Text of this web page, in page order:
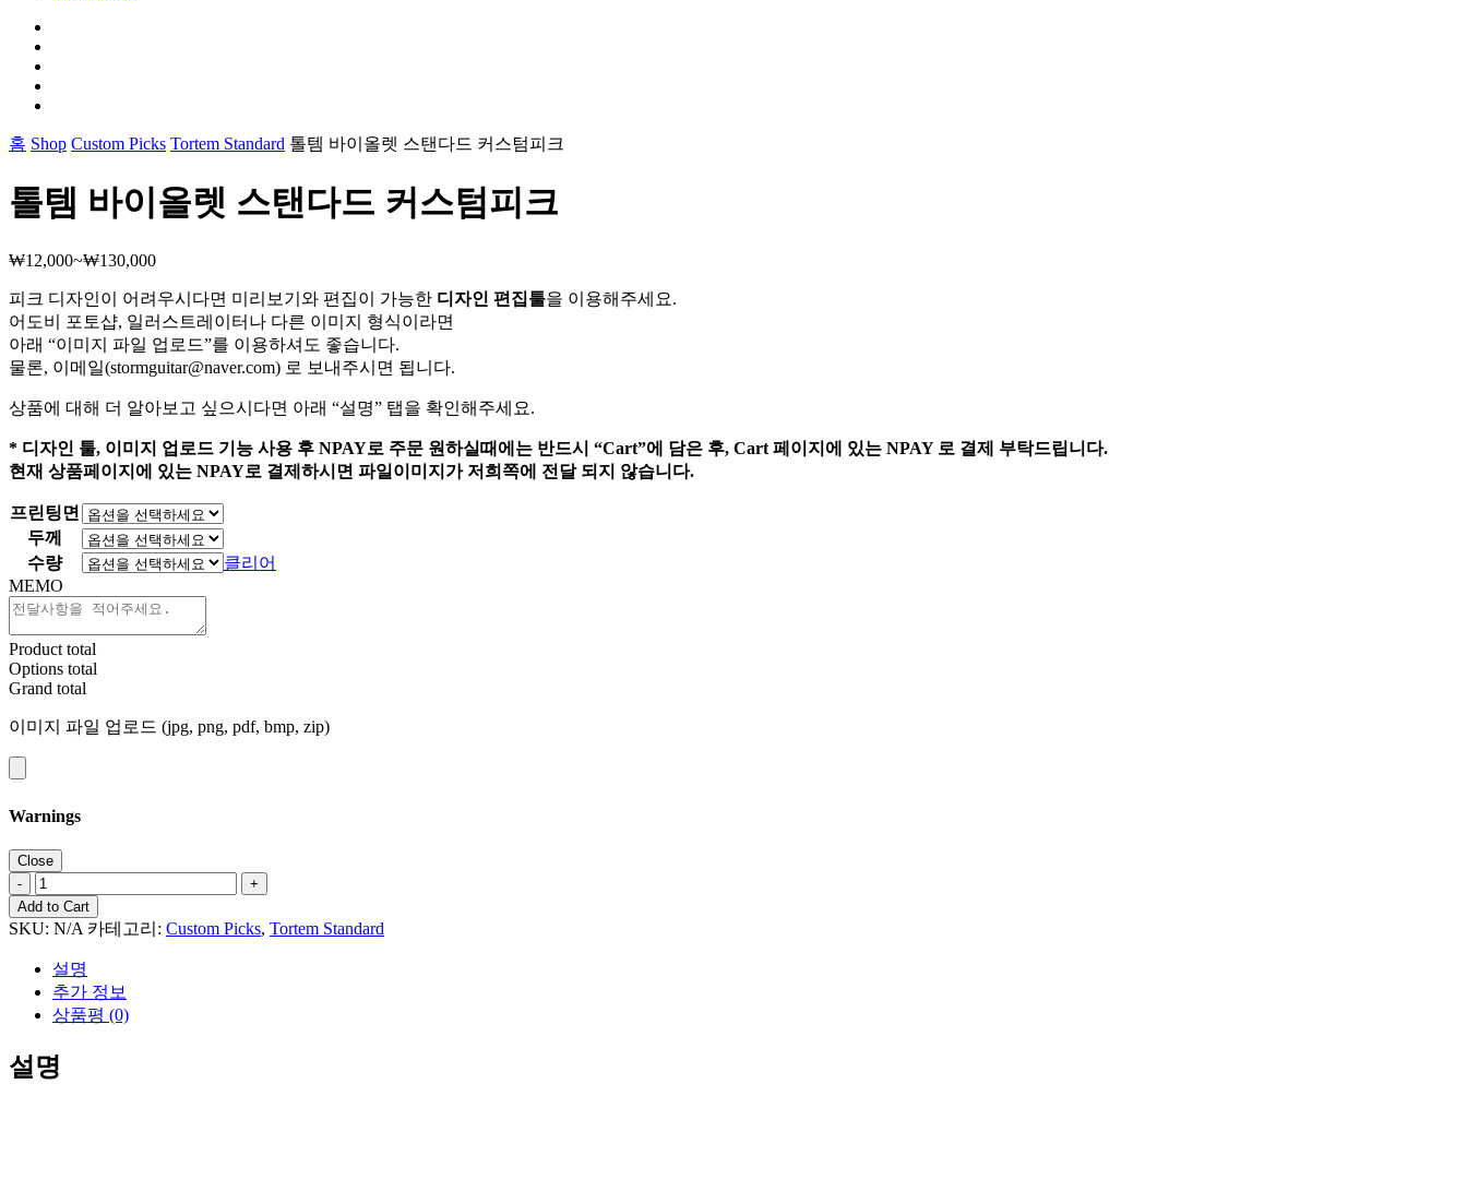
홈 Shop Custom Picks Tortem Standard 톨템 바이올렛 스탠다드 커스텀피크
톨템 바이올렛 스탠다드 커스텀피크
₩12,000~₩130,000가
범
위:
₩12,000~₩130,000
피크 디자인이 어려우시다면 미리보기와 편집이 가능한 디자인 편집툴을 이용해주세요.
어도비 포토샵, 일러스트레이터나 다른 이미지 형식이라면
아래 “이미지 파일 업로드”를 이용하셔도 좋습니다.
물론, 이메일(stormguitar@naver.com) 로 보내주시면 됩니다.
상품에 대해 더 알아보고 싶으시다면 아래 “설명” 탭을 확인해주세요.
* 디자인 툴, 이미지 업로드 기능 사용 후 NPAY로 주문 원하실때에는 반드시 “Cart”에 담은 후, Cart 페이지에 있는 NPAY 로 결제 부탁드립니다.
현재 상품페이지에 있는 NPAY로 결제하시면 파일이미지가 저희쪽에 전달 되지 않습니다.
프린팅면
두께
수량
클리어
MEMO
Product total
Options total
Grand total
이미지 파일 업로드 (jpg, png, pdf, bmp, zip)
Warnings
톨
템
바
올
렛
스
다
Add to Cart
SKU: N/A 카테고리: Custom Picks, Tortem Standard
설명
추가 정보
상품평 (0)
설명